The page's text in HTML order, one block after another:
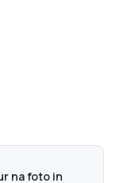
na foto in